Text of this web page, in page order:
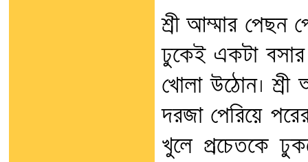
শ্রী আম্মার পেছন
ঢুকেই একটা
খোলা উঠোন। শ্রী
দরজা পেরিয়ে
খুলে প্রচেতকে